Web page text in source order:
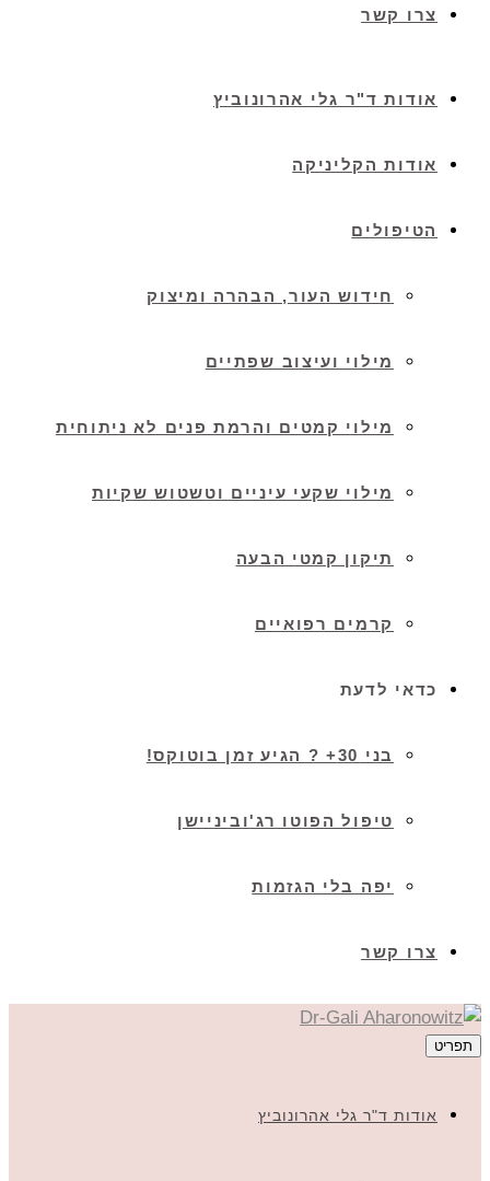
צרו קשר
אודות ד"ר גלי אהרונוביץ
אודות הקליניקה
הטיפולים
חידוש העור, הבהרה ומיצוק
מילוי ועיצוב שפתיים
מילוי קמטים והרמת פנים לא ניתוחית
מילוי שקעי עיניים וטשטוש שקיות
תיקון קמטי הבעה
קרמים רפואיים
כדאי לדעת
בני 30+ ? הגיע זמן בוטוקס!
טיפול הפוטו רג'וביניישן
יפה בלי הגזמות
צרו קשר
תפריט
אודות ד"ר גלי אהרונוביץ